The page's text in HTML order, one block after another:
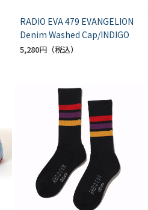
RADIO EVA 479 EVANGELION
Denim Washed Cap/INDIGO
5,280円